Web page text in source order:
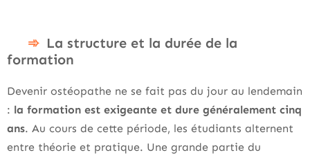
La structure et la durée de la
formation
Devenir ostéopathe ne se fait pas du jour au lendemain
: la formation est exigeante et dure généralement cinq
ans. Au cours de cette période, les étudiants alternent
entre théorie et pratique. Une grande partie du